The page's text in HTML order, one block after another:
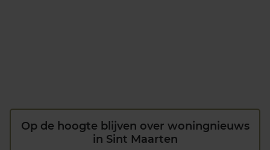
Op de hoogte blijven over woningnieuws
in Sint Maarten